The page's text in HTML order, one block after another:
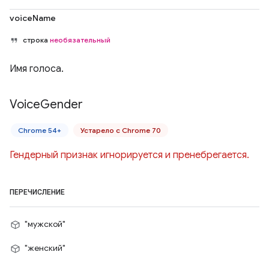
voiceName
строка необязательный
Имя голоса.
VoiceGender
Chrome 54+ Устарело с Chrome 70
Гендерный признак игнорируется и пренебрегается.
ПЕРЕЧИСЛЕНИЕ
"мужской"
"женский"